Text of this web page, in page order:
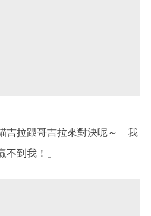
吉拉跟哥吉拉來對決呢～「我
到我！」